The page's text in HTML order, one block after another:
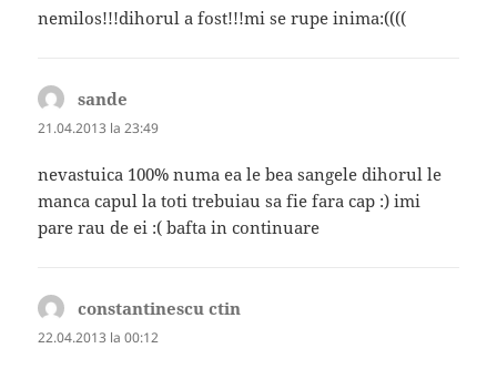
nemilos!!!dihorul a fost!!!mi se rupe inima:((((
sande
21.04.2013 la 23:49
nevastuica 100% numa ea le bea sangele dihorul le
manca capul la toti trebuiau sa fie fara cap :) imi
pare rau de ei :( bafta in continuare
constantinescu ctin
22.04.2013 la 00:12